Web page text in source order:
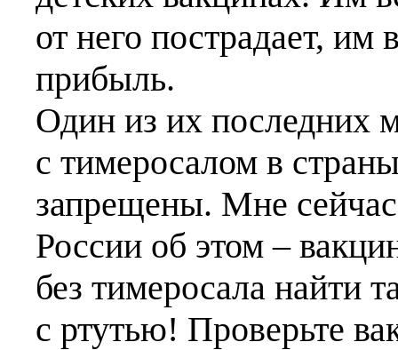
от него пострадает,
прибыль.
Один из их последних
с тимеросалом в
запрещены. Мне
России об этом –
без тимеросала найти
с ртутью! Проверьте